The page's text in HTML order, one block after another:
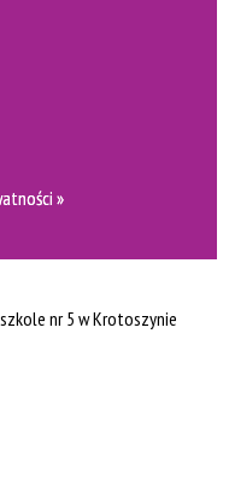
»
nr 5 w Krotoszynie